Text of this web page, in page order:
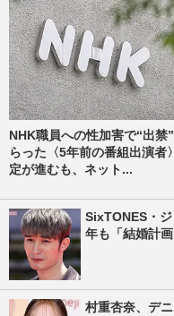
NHK職員への性加害で“出禁
らった〈5年前の番組出演者
定が進むも、ネット...
SixTONES・
年も「結婚計
村重杏奈、デ